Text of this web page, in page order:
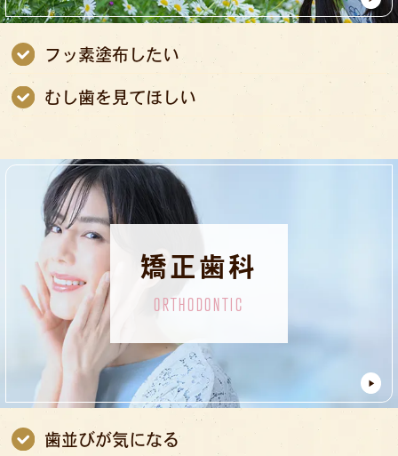
フッ素塗布したい
むし歯を見てほしい
矯正歯科
ORTHODONTIC
歯並びが気になる